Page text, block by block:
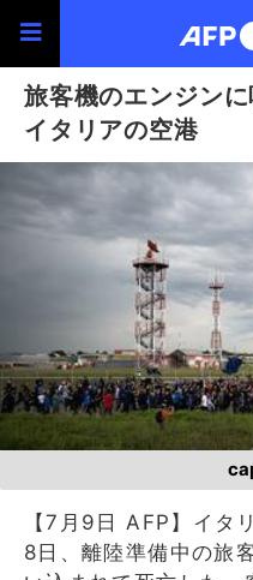
旅客機のエンジン
イタリアの空港
【7月9日 AFP】イタ
8日、離陸準備中の旅